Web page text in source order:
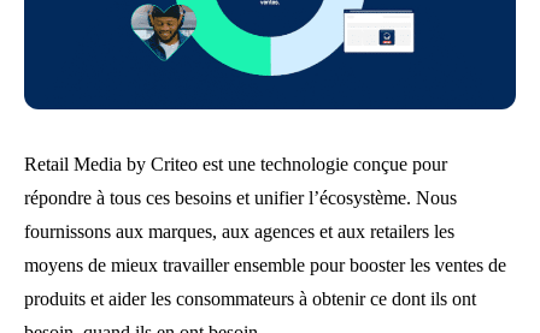
Retail Media by Criteo est une technologie conçue pour
répondre à tous ces besoins et unifier l’écosystème. Nous
fournissons aux marques, aux agences et aux retailers les
moyens de mieux travailler ensemble pour booster les ventes de
produits et aider les consommateurs à obtenir ce dont ils ont